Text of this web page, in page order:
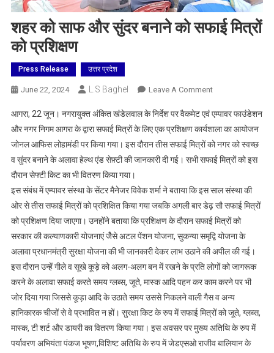
शहर को साफ और सुंदर बनाने को सफाई मित्रों
को प्रशिक्षण
Press Release उत्तर प्रदेश
June 22, 2024 L.S Baghel Leave A CommentOn
को
साफ
और
सुंदर
को
सफाई
मित्रों
को
आगरा, 22 जून। नगरायुक्त अंकित खंडेलवाल के निर्देश पर वैकमेट एवं एम्पावर फाउंडेशन
और नगर निगम आगरा के द्वारा सफाई मित्रों के लिए एक प्रशिक्षण कार्यशाला का आयोजन
जोनल आफिस लोहामंडी पर किया गया। इस दौरान तीस सफाई मित्रों को नगर को स्वच्छ
व सुंदर बनाने के अलावा हेल्थ एंड सेफ़्टी की जानकारी दी गई। सभी सफाई मित्रों को इस
दौरान सेफ्टी किट का भी वितरण किया गया।
इस संबंध में एम्पावर संस्था के सेंटर मैनेजर विवेक शर्मा ने बताया कि इस साल संस्था की
ओर से तीस सफाई मित्रों को प्रशिक्षित किया गया जबकि अगली बार डेढ़ सौ सफाई मित्रों
को प्रशिक्षण दिया जाएगा। उनहोंने बताया कि प्रशिक्षण के दौरान सफाई मित्रों को
सरकार की कल्याणकारी योजनाएं जेैसे अटल पेंशन योजना, सुकन्या समृद्वि योजना के
अलावा प्रधानमंत्री सुरक्षा योजना की भी जानकारी देकर लाभ उठाने की अपील की गई।
इस दौरान उन्हें गीले व सूखे कूड़े को अलग-अलग बन में रखने के प्रति लोगों को जागरूक
करने के अलावा सफाई करते समय ग्लब्स, जूते, मास्क आदि पहन कर काम करने पर भी
जोर दिया गया जिससे कूड़ा आदि के उठाते समय उससे निकलने वाली गैस व अन्य
हानिकारक चीजों से वे प्रभावित न हों। सुरक्षा किट के रुप में सफाई मित्रों को जूते, ग्लब्स,
मास्क, टी शर्ट और डायरी का वितरण किया गया। इस अवसर पर मुख्य अतिथि के रुप में
पर्यावरण अभियंता पंकज भूषण,विशिष्ट अतिथि के रुप में जेडएसओ राजीव बालियान के